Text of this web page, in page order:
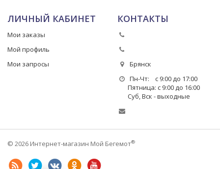
ЛИЧНЫЙ КАБИНЕТ
Мои заказы
Мой профиль
Мои запросы
КОНТАКТЫ
Брянск
Пн-Чт: с 9:00 до 17:00
Пятница: с 9:00 до 16:00
Суб, Вск - выходные
© 2026 Интернет-магазин Мой Бегемот®